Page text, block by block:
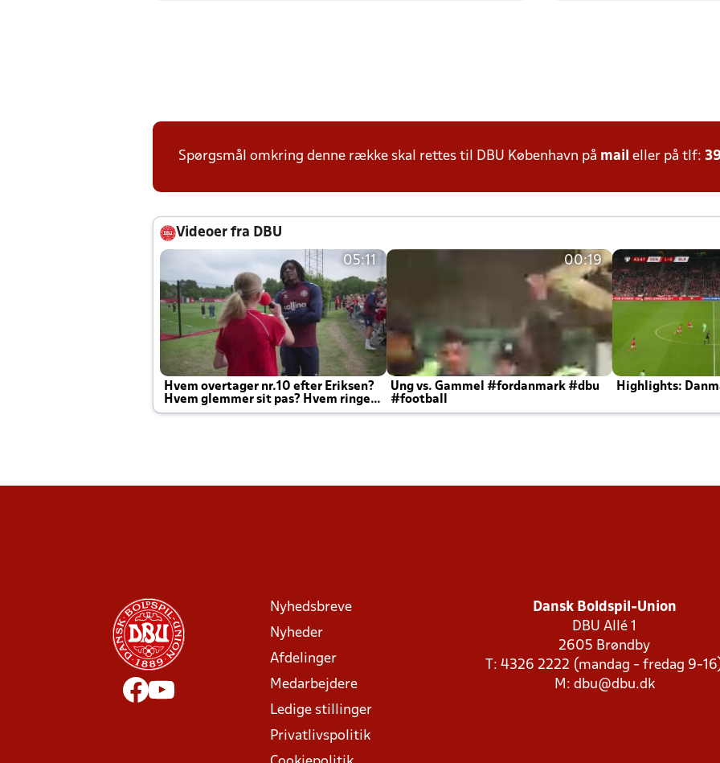
Spørgsmål omkring denne række skal rettes til DBU København på mail eller på tlf:
Videoer fra DBU
05:11
Hvem overtager nr.10 efter Eriksen?
Hvem glemmer sit pas? Hvem ringer
Joachim altid til efter kampe?
00:19
Ung vs. Gammel #fordanmark #dbu
#football
Highlights:
Nyhedsbreve
Nyheder
Afdelinger
Medarbejdere
Ledige stillinger
Privatlivspolitik
Dansk Boldspil-Union
DBU Allé 1
2605 Brøndby
T: 4326 2222 (mandag - fredag 9-
M: dbu@dbu.dk